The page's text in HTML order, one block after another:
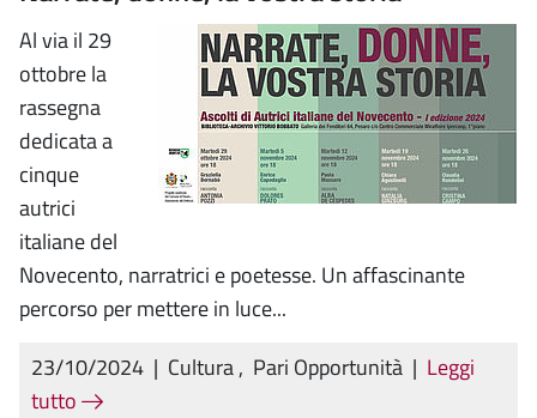
Al via il 29
ottobre la
rassegna
dedicata a
cinque
autrici
italiane del
Novecento, narratrici e poetesse. Un affascinante
percorso per mettere in luce...
23/10/2024 | Cultura, Pari Opportunità | Leggi
tutto